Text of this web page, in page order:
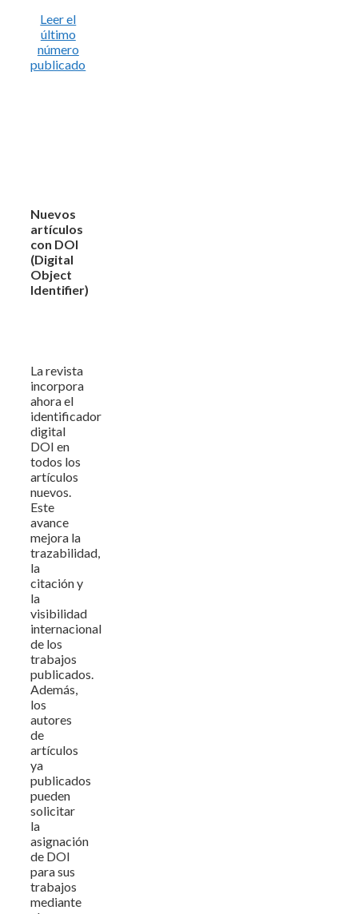
Leer el
último
número
publicado
Nuevos
artículos
con DOI
(Digital
Object
Identifier)
La revista
incorpora
ahora el
identificador
digital
DOI en
todos los
artículos
nuevos.
Este
avance
mejora la
trazabilidad,
la
citación y
la
visibilidad
internacional
de los
trabajos
publicados.
Además,
los
autores
de
artículos
ya
publicados
pueden
solicitar
la
asignación
de DOI
para sus
trabajos
mediante